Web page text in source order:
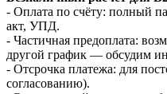
- Оплата по счёту: полный
акт, УПД.
- Частичная предоплата:
другой график — обсудим
- Отсрочка платежа: для
согласованию).